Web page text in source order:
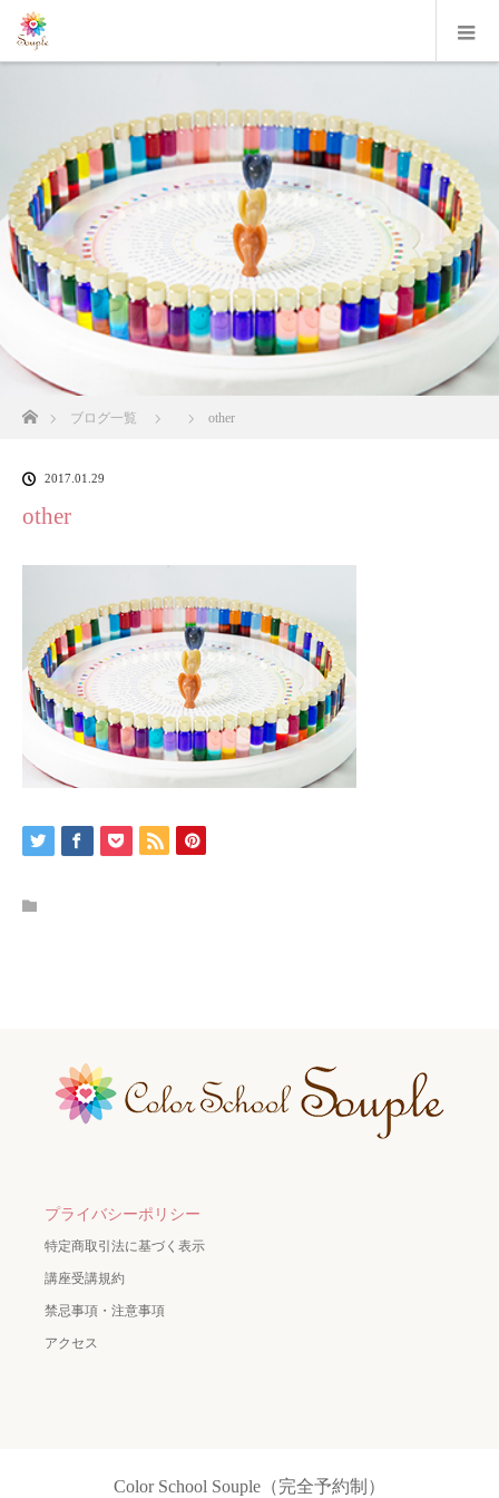
ブログ一覧 other
2017.01.29
other
プライバシーポリシー
特定商取引法に基づく表示
講座受講規約
禁忌事項・注意事項
アクセス
Color School Souple（完全予約制）